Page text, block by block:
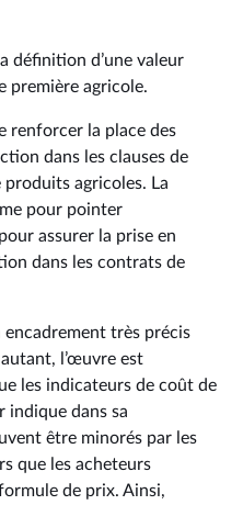
définition d’une valeur
première agricole.
renforcer la place des
dans les clauses de
agricoles. La
pour pointer
assurer la prise en
dans les contrats de
encadrement très précis
l’œuvre est
les indicateurs de coût de
indique dans sa
être minorés par les
que les acheteurs
de prix. Ainsi,